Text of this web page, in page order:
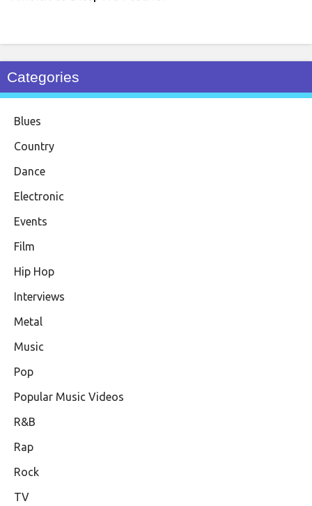
Categories
Blues
Country
Dance
Electronic
Events
Film
Hip Hop
Interviews
Metal
Music
Pop
Popular Music Videos
R&B
Rap
Rock
TV